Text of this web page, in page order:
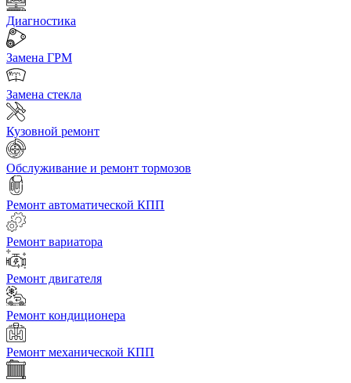
Диагностика
Замена ГРМ
Замена стекла
Кузовной ремонт
Обслуживание и ремонт тормозов
Ремонт автоматической КПП
Ремонт вариатора
Ремонт двигателя
Ремонт кондиционера
Ремонт механической КПП